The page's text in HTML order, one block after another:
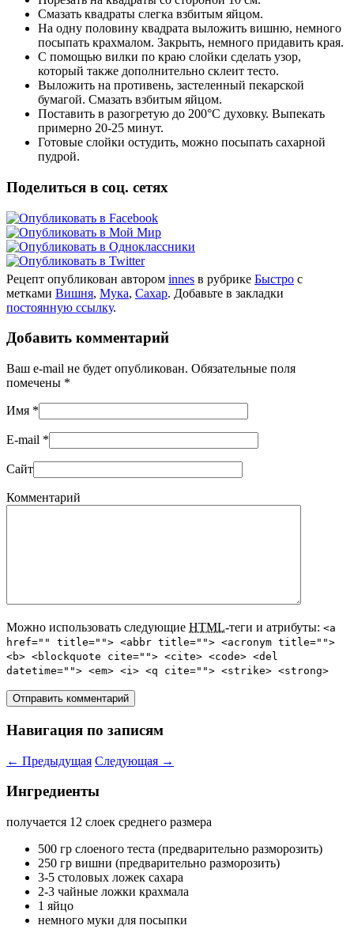
Смазать квадраты слегка взбитым яйцом.
На одну половину квадрата выложить вишню, немного
посыпать крахмалом. Закрыть, немного придавить края.
С помощью вилки по краю слойки сделать узор,
который также дополнительно склеит тесто.
Выложить на противень, застеленный пекарской
бумагой. Смазать взбитым яйцом.
Поставить в разогретую до 200°C духовку. Выпекать
примерно 20-25 минут.
Готовые слойки остудить, можно посыпать сахарной
пудрой.
Поделиться в соц. сетях
Рецепт опубликован автором innes в рубрике Быстро с
метками Вишня, Мука, Сахар. Добавьте в закладки
постоянную ссылку.
Добавить комментарий
Ваш e-mail не будет опубликован. Обязательные поля
помечены *
Имя *
E-mail *
Сайт
Комментарий
Можно использовать следующие HTML-теги и атрибуты: <a
href="" title=""> <abbr title=""> <acronym title="">
<b> <blockquote cite=""> <cite> <code> <del
datetime=""> <em> <i> <q cite=""> <strike> <strong>
Навигация по записям
← Предыдущая Следующая →
Ингредиенты
получается 12 слоек среднего размера
500 гр слоеного теста (предварительно разморозить)
250 гр вишни (предварительно разморозить)
3-5 столовых ложек сахара
2-3 чайные ложки крахмала
1 яйцо
немного муки для посыпки